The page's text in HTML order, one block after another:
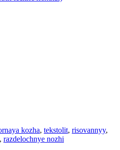
kozha, tekstolit, risovannyy,
, razdelochnye nozhi